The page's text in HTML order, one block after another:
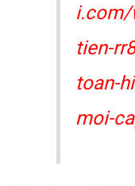
i.com/
tien-
toan-
moi-